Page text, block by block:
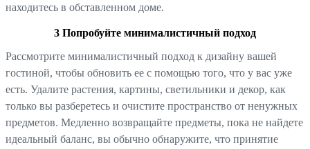
находитесь в обставленном доме.
3 Попробуйте минималистичный подход
Рассмотрите минималистичный подход к дизайну вашей
гостиной, чтобы обновить ее с помощью того, что у вас уже
есть. Удалите растения, картины, светильники и декор, как
только вы разберетесь и очистите пространство от ненужных
предметов. Медленно возвращайте предметы, пока не найдете
идеальный баланс, вы обычно обнаружите, что принятие